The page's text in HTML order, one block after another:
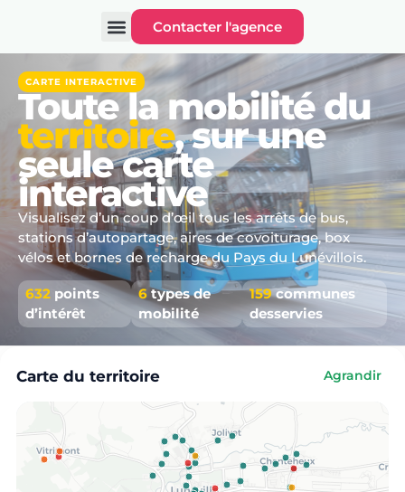
Contacter l'agence
CARTE INTERACTIVE
Toute la mobilité du
territoire, sur une
seule carte
interactive
Visualisez d’un coup d’œil tous les arrêts de bus,
stations d’autopartage, aires de covoiturage, box
vélos et bornes de recharge du Pays du Lunévillois.
632 points
d’intérêt
6types de
mobilité
159communes
desservies
Carte du territoire Agrandir